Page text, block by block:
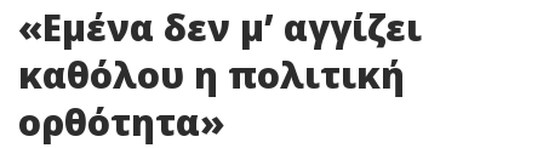
«Εμένα δεν μ’ αγγίζει
καθόλου η πολιτική
ορθότητα»